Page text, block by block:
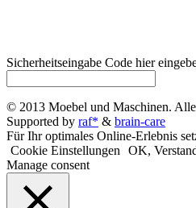
Sicherheitseingabe Code hier
© 2013 Moebel und Maschinen.
Supported by raf* & brain-care
Für Ihr optimales Online-Erlebnis
Cookie Einstellungen
OK,
Manage consent